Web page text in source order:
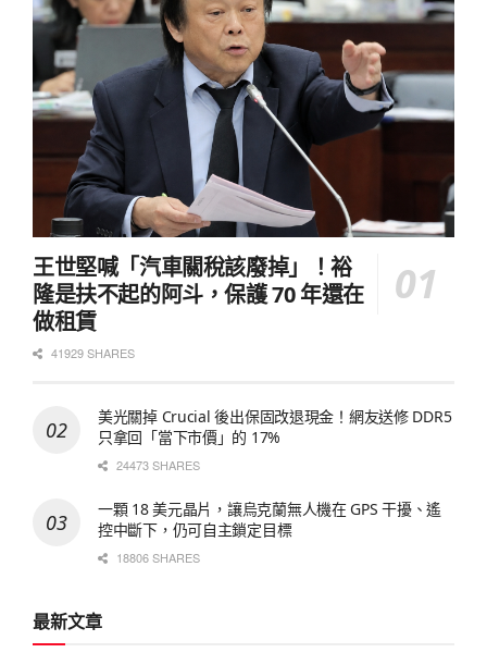
王世堅喊「汽車關稅該廢掉」！裕
隆是扶不起的阿斗，保護 70 年還在
做租賃
41929 SHARES
美光關掉 Crucial 後出保固改退現金！網友送修 DDR5
只拿回「當下市價」的 17%
24473 SHARES
一顆 18 美元晶片，讓烏克蘭無人機在 GPS 干擾、遙
控中斷下，仍可自主鎖定目標
18806 SHARES
最新文章